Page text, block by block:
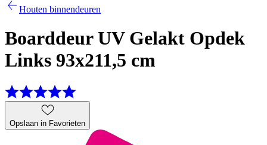
Houten binnendeuren
Boarddeur UV Gelakt Opdek
Links 93x211,5 cm
Opslaan in Favorieten